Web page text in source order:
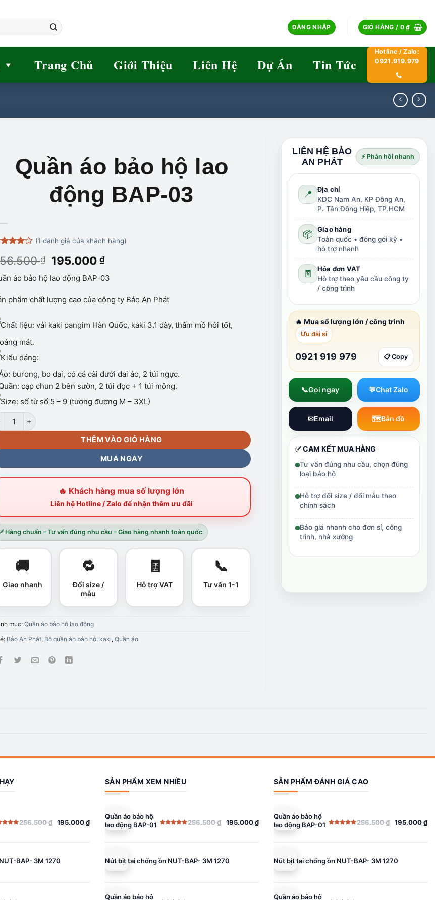
ĐĂNG NHẬP GIỎ HÀNG / 0₫
Trang Chủ Giới Thiệu Liên Hệ Dự Án Tin Tức
Hotline / Zalo:
0921.919.979
Quần áo bảo hộ lao
động BAP-03
trên
(1 đánh giá của khách hàng)
₫
Giá
là:
256.500 ₫.
195.000 ₫Giá
tại
là:
195.000 ₫.
áo bảo hộ lao động BAP-03
phẩm chất lượng cao của cộng ty Bảo An Phát
Chất liệu: vải kaki pangim Hàn Quốc, kaki 3.1 dày, thấm mồ hôi tốt,
mát.
Kiểu dáng:
burong, bo đai, có cá cài dưới đai áo, 2 túi ngực.
cạp chun 2 bên sườn, 2 túi dọc + 1 túi mông.
Size: số từ số 5 – 9 (tương đương M – 3XL)
áo bảo hộ lao động BAP-03 số lượng
THÊM VÀO GIỎ HÀNG
MUA NGAY
🔥 Khách hàng mua số lượng lớn
Liên hệ Hotline / Zalo để nhận thêm ưu đãi
Hàng chuẩn – Tư vấn đúng nhu cầu – Giao hàng nhanh toàn quốc
🚚
Giao nhanh
🔁
Đổi size /
mẫu
🧾
Hỗ trợ VAT
📞
Tư vấn 1-1
mục: Quần áo bảo hộ lao động
Bảo An Phát, Bộ quần áo bảo hộ, kaki, Quần áo
LIÊN HỆ BẢO
AN PHÁT
⚡ Phản hồi nhanh
📍
Địa chỉ
KDC Nam An, KP Đông An,
P. Tân Đông Hiệp, TP.HCM
📦
Giao hàng
Toàn quốc • đóng gói kỹ •
hỗ trợ nhanh
🧾
Hóa đơn VAT
Hỗ trợ theo yêu cầu công ty
/ công trình
🔥 Mua số lượng lớn / công trình
Ưu đãi sỉ
0921 919 979 📋 Copy
📞Gọi ngay 💬Chat Zalo
✉Email 🗺Bản đồ
✅ CAM KẾT MUA HÀNG
Tư vấn đúng nhu cầu, chọn đúng
loại bảo hộ
Hỗ trợ đổi size / đổi mẫu theo
chính sách
Báo giá nhanh cho đơn sỉ, công
trình, nhà xưởng
256.500₫ 195.000₫
BAP- 3M 1270
SẢN PHẨM XEM NHIỀU
Quần áo bảo hộ
lao động BAP-01
5 sao
256.500₫
Giá
là:
195.000₫
Giá
tại
195.000 ₫.
Nút bịt tai chống ồn NUT-BAP- 3M 1270
Quần áo bảo hộ
SẢN PHẨM ĐÁNH GIÁ CAO
Quần áo bảo hộ
lao động BAP-01
5 sao
256.500₫
Giá
là:
195.000₫
Giá
tại
195.000 ₫.
Nút bịt tai chống ồn NUT-BAP- 3M 1270
Quần áo bảo hộ